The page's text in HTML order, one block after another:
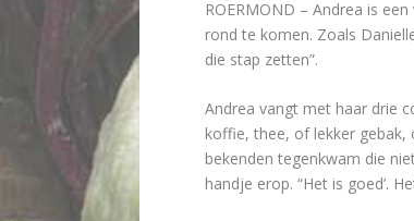
ROERMOND – Andrea is
rond te komen. Zoals
die stap zetten”.
Andrea vangt met haar drie
koffie, thee, of lekker gebak,
bekenden tegenkwam die
handje erop. “Het is goed’.